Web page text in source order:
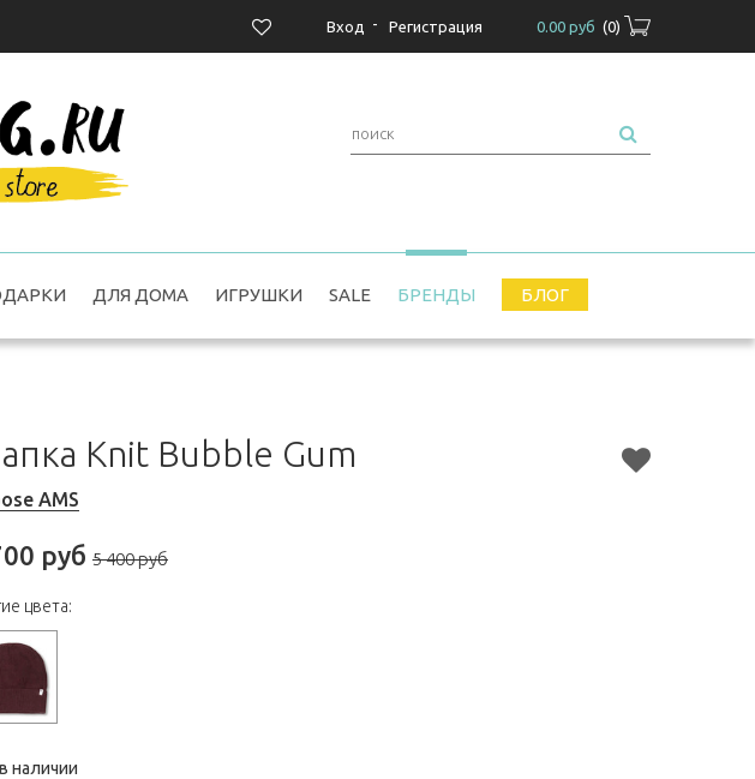
0.00 руб (0)
Вход - Регистрация
ДЛЯ ДОМА ИГРУШКИ SALE БРЕНДЫ БЛОГ
Knit Bubble Gum
AMS
руб 5 400 руб
цвета:
наличии